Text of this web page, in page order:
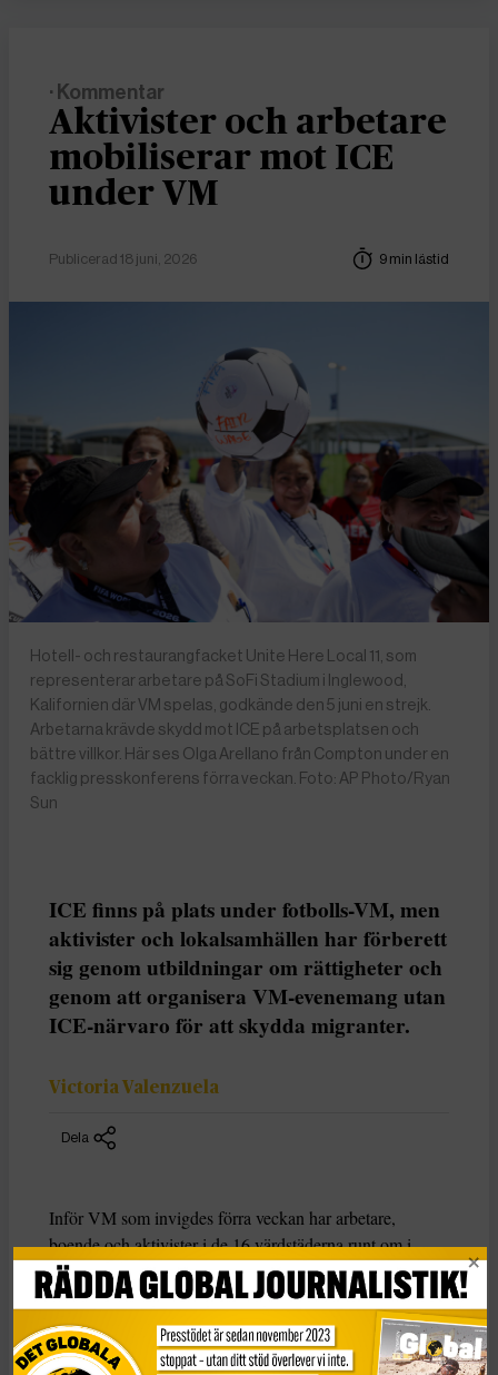
· Kommentar
Aktivister och arbetare
mobiliserar mot ICE
under VM
Publicerad 18 juni, 2026 9 min lästid
Hotell- och restaurangfacket Unite Here Local 11, som
representerar arbetare på SoFi Stadium i Inglewood,
Kalifornien där VM spelas, godkände den 5 juni en strejk.
Arbetarna krävde skydd mot ICE på arbetsplatsen och
bättre villkor. Här ses Olga Arellano från Compton under en
facklig presskonferens förra veckan. Foto: AP Photo/Ryan
Sun
ICE finns på plats under fotbolls-VM, men
aktivister och lokalsamhällen har förberett
sig genom utbildningar om rättigheter och
genom att organisera VM-evenemang utan
ICE-närvaro för att skydda migranter.
Victoria Valenzuela
Dela
Inför VM som invigdes förra veckan har arbetare,
boende och aktivister i de 16 värdstäderna runt om i
Nordamerika mobiliserat mot den ökade närvaron av
polis och den federala immigrationsmyndigheten
Immigration and Customs Enforcement (ICE) i
rasifierade samhällen under VM.